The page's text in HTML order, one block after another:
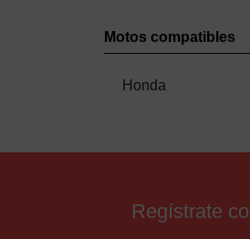
Motos compatibles
Honda
Regístrate